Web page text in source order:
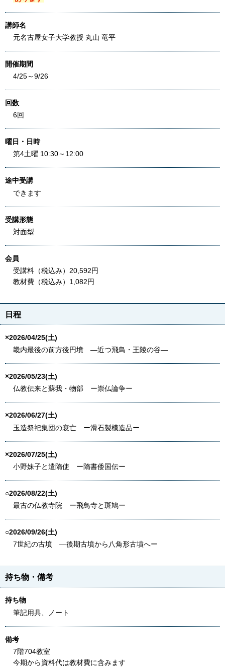
講師名
元名古屋女子大学教授 丸山 竜平
開催期間
4/25～9/26
回数
6回
曜日・日時
第4土曜 10:30～12:00
途中受講
できます
受講形態
対面型
会員
受講料（税込み）20,592円
教材費（税込み）1,082円
日程
×2026/04/25(土)
畿内最後の前方後円墳 ―近つ飛鳥・王陵の谷―
×2026/05/23(土)
仏教伝来と蘇我・物部 ー崇仏論争ー
×2026/06/27(土)
玉造祭祀集団の衰亡 ー滑石製模造品ー
×2026/07/25(土)
小野妹子と遣隋使 ー隋書倭国伝ー
○2026/08/22(土)
最古の仏教寺院 ー飛鳥寺と斑鳩ー
○2026/09/26(土)
7世紀の古墳 ―後期古墳から八角形古墳へー
持ち物・備考
持ち物
筆記用具、ノート
備考
7階704教室
今期から資料代は教材費に含みます